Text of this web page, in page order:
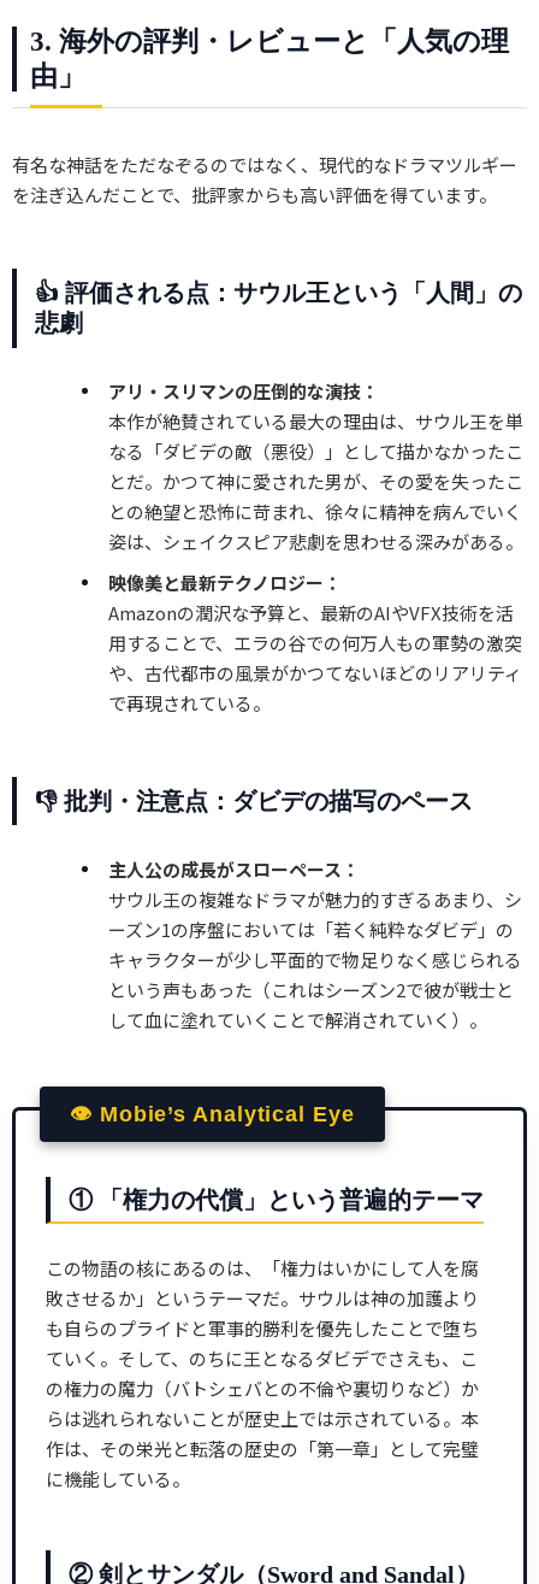
3. 海外の評判・レビューと「人気の理
由」
有名な神話をただなぞるのではなく、現代的なドラマツルギー
を注ぎ込んだことで、批評家からも高い評価を得ています。
👍 評価される点：サウル王という「人間」の
悲劇
アリ・スリマンの圧倒的な演技：
本作が絶賛されている最大の理由は、サウル王を単
なる「ダビデの敵（悪役）」として描かなかったこ
とだ。かつて神に愛された男が、その愛を失ったこ
との絶望と恐怖に苛まれ、徐々に精神を病んでいく
姿は、シェイクスピア悲劇を思わせる深みがある。
映像美と最新テクノロジー：
Amazonの潤沢な予算と、最新のAIやVFX技術を活
用することで、エラの谷での何万人もの軍勢の激突
や、古代都市の風景がかつてないほどのリアリティ
で再現されている。
👎 批判・注意点：ダビデの描写のペース
主人公の成長がスローペース：
サウル王の複雑なドラマが魅力的すぎるあまり、シ
ーズン1の序盤においては「若く純粋なダビデ」の
キャラクターが少し平面的で物足りなく感じられる
という声もあった（これはシーズン2で彼が戦士と
して血に塗れていくことで解消されていく）。
👁 Mobie’s Analytical Eye
① 「権力の代償」という普遍的テーマ
この物語の核にあるのは、「権力はいかにして人を腐
敗させるか」というテーマだ。サウルは神の加護より
も自らのプライドと軍事的勝利を優先したことで堕ち
ていく。そして、のちに王となるダビデでさえも、こ
の権力の魔力（バトシェバとの不倫や裏切りなど）か
らは逃れられないことが歴史上では示されている。本
作は、その栄光と転落の歴史の「第一章」として完璧
に機能している。
② 剣とサンダル（Sword and Sandal）